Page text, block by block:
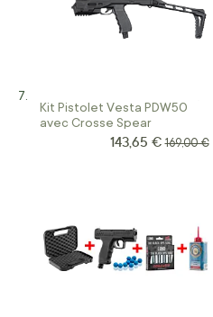
Kit Pistolet Vesta PDW50
avec Crosse Spear
Prix Spécial
143,65 € Prix
169,00 €